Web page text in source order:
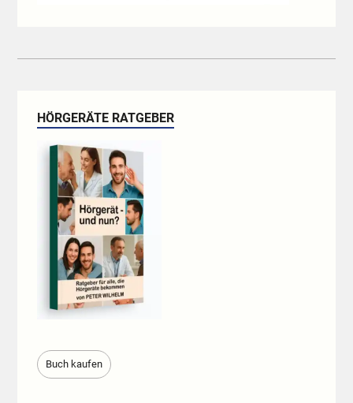
HÖRGERÄTE RATGEBER
Buch kaufen